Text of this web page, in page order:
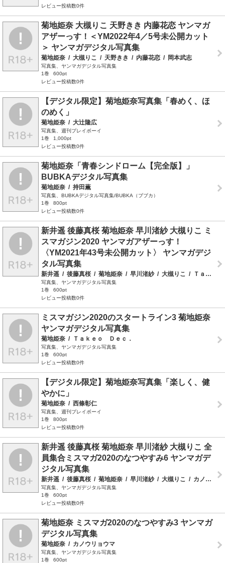
レビュー投稿数0件
菊地姫奈 大槻りこ 天野きき 内藤花恋 ヤンマガ
アザーっす！＜YM2022年4／5号未公開カット
＞ ヤンマガデジタル写真集
菊地姫奈 / 大槻りこ / 天野きき / 内藤花恋 / 岡本武志
写真集、ヤンマガデジタル写真集
1巻
600pt
レビュー投稿数0件
【デジタル限定】菊地姫奈写真集「春めく、ほ
のめく」
菊地姫奈 / 大辻隆広
写真集、週刊プレイボーイ
1巻
1,000pt
レビュー投稿数0件
菊地姫奈「青春シンドローム【完全版】」
BUBKAデジタル写真集
菊地姫奈 / 持田薫
写真集、BUBKAデジタル写真集/BUBKA（ブブカ）
1巻
800pt
レビュー投稿数0件
新井遥 後藤真桜 菊地姫奈 早川渚紗 大槻りこ ミ
スマガジン2020 ヤンマガアザーっす！
〈YM2021年43号未公開カット〉 ヤンマガデジ
タル写真集
新井遥 / 後藤真桜 / 菊地姫奈 / 早川渚紗 / 大槻りこ / Ｔａｋｅｏ Ｄｅｃ．
写真集、ヤンマガデジタル写真集
1巻
600pt
レビュー投稿数0件
ミスマガジン2020のスタートライン3 菊地姫奈
ヤンマガデジタル写真集
菊地姫奈 / Ｔａｋｅｏ Ｄｅｃ．
写真集、ヤンマガデジタル写真集
1巻
600pt
レビュー投稿数0件
【デジタル限定】菊地姫奈写真集「楽しく、健
やかに」
菊地姫奈 / 西條彰仁
写真集、週刊プレイボーイ
1巻
800pt
レビュー投稿数0件
新井遥 後藤真桜 菊地姫奈 早川渚紗 大槻りこ 全
員集合ミスマガ2020のなつやすみ6 ヤンマガデ
ジタル写真集
新井遥 / 後藤真桜 / 菊地姫奈 / 早川渚紗 / 大槻りこ / カノウリョウマ
写真集、ヤンマガデジタル写真集
1巻
600pt
レビュー投稿数0件
菊地姫奈 ミスマガ2020のなつやすみ3 ヤンマガ
デジタル写真集
菊地姫奈 / カノウリョウマ
写真集、ヤンマガデジタル写真集
1巻
600pt